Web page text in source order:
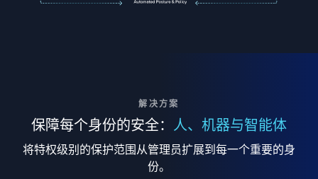
解决方案
保障每个身份的安全： 人、机器与智能体
将特权级别的保护范围从管理员扩展到每一个重要的身
份。